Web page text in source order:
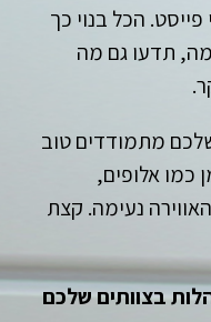
בעולם.
שמחים-
בעיניים.
באמת.
פייסט. הכל בנוי כך
תדעו גם מה